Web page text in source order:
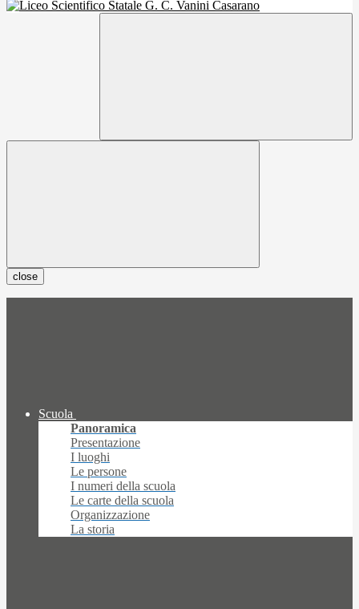
close
Scuola
Panoramica
Presentazione
I luoghi
Le persone
I numeri della scuola
Le carte della scuola
Organizzazione
La storia